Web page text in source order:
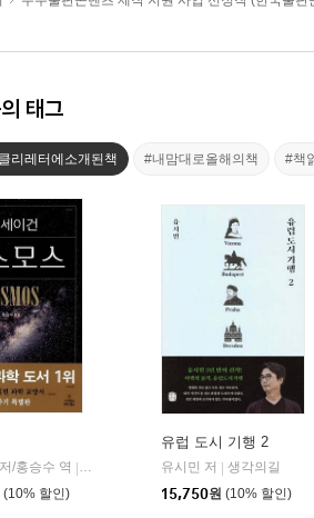
태그
리레터에소개된책 #내맘대로올해의책 #책
/홍승수 역
사이언스북스
(10% 할인)
유럽 도시 기행 2
유시민 저
생각의길
15,750원 (10% 할인)